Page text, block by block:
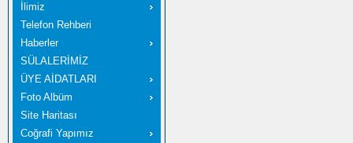
İlimiz
Telefon Rehberi
Haberler
SÜLALERİMİZ
ÜYE AİDATLARI
Foto Albüm
Site Haritası
Coğrafi Yapımız